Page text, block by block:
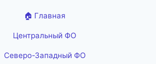
🏠 Главная
Центральный ФО
Северо-Западный ФО